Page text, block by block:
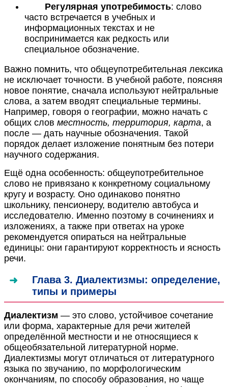
Регулярная употребимость: слово
часто встречается в учебных и
информационных текстах и не
воспринимается как редкость или
специальное обозначение.
Важно помнить, что общеупотребительная лексика
не исключает точности. В учебной работе, поясняя
новое понятие, сначала используют нейтральные
слова, а затем вводят специальные термины.
Например, говоря о географии, можно начать с
общих слов местность, территория, карта, а
после — дать научные обозначения. Такой
порядок делает изложение понятным без потери
научного содержания.
Ещё одна особенность: общеупотребительное
слово не привязано к конкретному социальному
кругу и возрасту. Оно одинаково понятно
школьнику, пенсионеру, водителю автобуса и
исследователю. Именно поэтому в сочинениях и
изложениях, а также при ответах на уроке
рекомендуется опираться на нейтральные
единицы: они гарантируют корректность и ясность
речи.
Глава 3. Диалектизмы: определение,
типы и примеры
Диалектизм — это слово, устойчивое сочетание
или форма, характерные для речи жителей
определённой местности и не относящиеся к
общеобязательной литературной норме.
Диалектизмы могут отличаться от литературного
языка по звучанию, по морфологическим
окончаниям, по способу образования, но чаще